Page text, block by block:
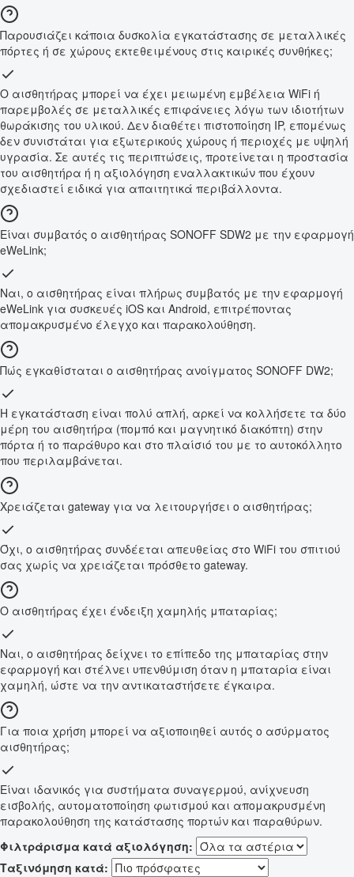
Παρουσιάζει κάποια δυσκολία εγκατάστασης σε μεταλλικές
πόρτες ή σε χώρους εκτεθειμένους στις καιρικές συνθήκες;
Ο αισθητήρας μπορεί να έχει μειωμένη εμβέλεια WiFi ή
παρεμβολές σε μεταλλικές επιφάνειες λόγω των ιδιοτήτων
θωράκισης του υλικού. Δεν διαθέτει πιστοποίηση IP, επομένως
δεν συνιστάται για εξωτερικούς χώρους ή περιοχές με υψηλή
υγρασία. Σε αυτές τις περιπτώσεις, προτείνεται η προστασία
του αισθητήρα ή η αξιολόγηση εναλλακτικών που έχουν
σχεδιαστεί ειδικά για απαιτητικά περιβάλλοντα.
Είναι συμβατός ο αισθητήρας SONOFF SDW2 με την εφαρμογή
eWeLink;
Ναι, ο αισθητήρας είναι πλήρως συμβατός με την εφαρμογή
eWeLink για συσκευές iOS και Android, επιτρέποντας
απομακρυσμένο έλεγχο και παρακολούθηση.
Πώς εγκαθίσταται ο αισθητήρας ανοίγματος SONOFF DW2;
Η εγκατάσταση είναι πολύ απλή, αρκεί να κολλήσετε τα δύο
μέρη του αισθητήρα (πομπό και μαγνητικό διακόπτη) στην
πόρτα ή το παράθυρο και στο πλαίσιό του με το αυτοκόλλητο
που περιλαμβάνεται.
Χρειάζεται gateway για να λειτουργήσει ο αισθητήρας;
Όχι, ο αισθητήρας συνδέεται απευθείας στο WiFi του σπιτιού
σας χωρίς να χρειάζεται πρόσθετο gateway.
Ο αισθητήρας έχει ένδειξη χαμηλής μπαταρίας;
Ναι, ο αισθητήρας δείχνει το επίπεδο της μπαταρίας στην
εφαρμογή και στέλνει υπενθύμιση όταν η μπαταρία είναι
χαμηλή, ώστε να την αντικαταστήσετε έγκαιρα.
Για ποια χρήση μπορεί να αξιοποιηθεί αυτός ο ασύρματος
αισθητήρας;
Είναι ιδανικός για συστήματα συναγερμού, ανίχνευση
εισβολής, αυτοματοποίηση φωτισμού και απομακρυσμένη
παρακολούθηση της κατάστασης πορτών και παραθύρων.
Φιλτράρισμα κατά αξιολόγηση:
Ταξινόμηση κατά: